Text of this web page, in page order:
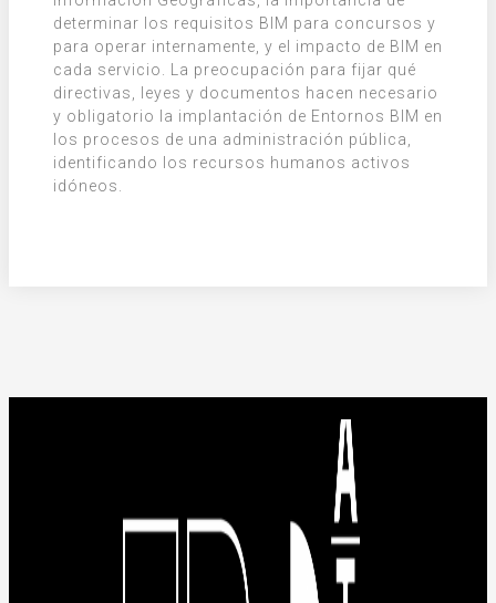
determinar los requisitos BIM para concursos y
para operar internamente, y el impacto de BIM en
cada servicio. La preocupación para fijar qué
directivas, leyes y documentos hacen necesario
y obligatorio la implantación de Entornos BIM en
los procesos de una administración pública,
identificando los recursos humanos activos
idóneos.